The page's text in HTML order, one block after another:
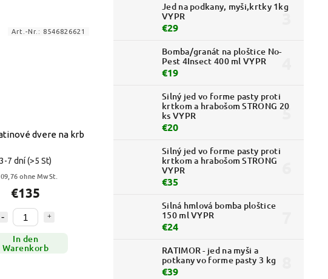
Jed na podkany, myši,krtky 1kg
VYPR
€29
Bomba/granát na ploštice No-
Pest 4Insect 400 ml VYPR
€19
Silný jed vo forme pasty proti
krtkom a hrabošom STRONG 20
ks VYPR
€20
Silný jed vo forme pasty proti
krtkom a hrabošom STRONG
VYPR
€35
Silná hmlová bomba ploštice
150 ml VYPR
€24
RATIMOR - jed na myši a
potkany vo forme pasty 3 kg
€39
dvere na krb
3-7 dní(>5 St)
ohne MwSt.
€135
In den
Warenkorb
Art.-Nr.: 8546826621